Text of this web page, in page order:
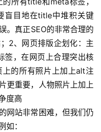
盲目地在title中堆积关键
。真正SEO的非常合理的
2、网页排版企划化：主
签，在网页上合理突出核
的所有照片上加上alt注
更重要，人物照片上加上
度高
网站非常困难，但我们仍
如：